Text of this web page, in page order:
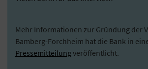
Mehr Informationen zur Gründung der
Bamberg-Forchheim hat die Bank in
Pressemitteilungveröffentlicht.